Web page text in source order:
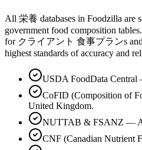
All 栄養 databases in Foodzilla are
government food composition
for クライアント 食事プランs and
highest standards of accuracy and
USDA FoodData Central
CoFID (Composition of
United Kingdom.
NUTTAB & FSANZ —
CNF (Canadian Nutrient